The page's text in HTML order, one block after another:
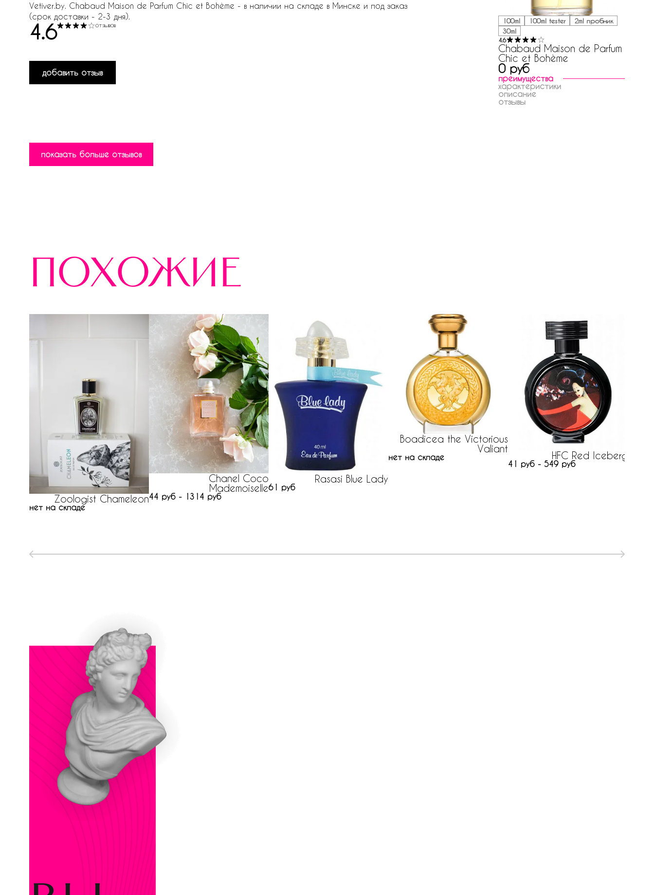
Vetiver.by. Chabaud Maison de Parfum Chic et Bohème - в наличии на складе в Минске и под заказ
(срок доставки - 2-3 дня).
4.6 отзывов
добавить отзыв
показать больше отзывов
100ml 100ml tester
2ml пробник
30ml
4.6
Chabaud Maison de Parfum
Chic et Bohème
0 руб
преимущества
характеристики
описание
отзывы
похожие
Zoologist Chameleon
нет на складе
Chanel Coco
Mademoiselle
44 руб - 1314 руб
Rasasi Blue Lady
61 руб
Boadicea the Victorious
Valiant
нет на складе HFC Red Iceberg
41 руб - 549 руб